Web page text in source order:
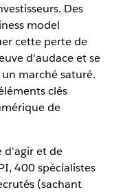
Des
model
cette perte de
d'audace et se
marché saturé.
clés
de
d'agir et de
400 spécialistes
(sachant